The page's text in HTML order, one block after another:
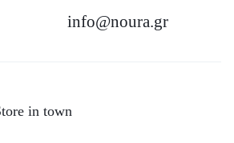
info@noura.gr
in town